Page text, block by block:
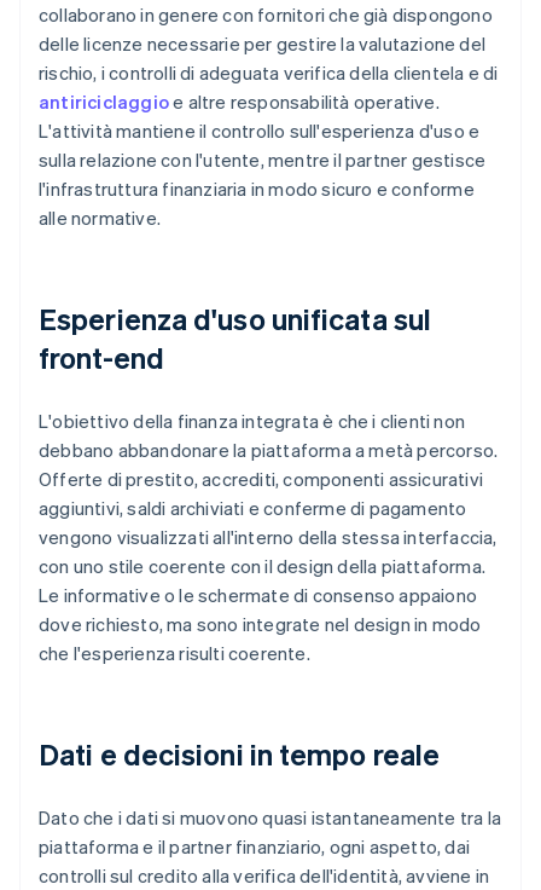
collaborano in genere con fornitori che già dispongono
delle licenze necessarie per gestire la valutazione del
rischio, i controlli di adeguata verifica della clientela e di
antiriciclaggioe altre responsabilità operative.
L'attività mantiene il controllo sull'esperienza d'uso e
sulla relazione con l'utente, mentre il partner gestisce
l'infrastruttura finanziaria in modo sicuro e conforme
alle normative.
Esperienza d'uso unificata sul
front-end
L'obiettivo della finanza integrata è che i clienti non
debbano abbandonare la piattaforma a metà percorso.
Offerte di prestito, accrediti, componenti assicurativi
aggiuntivi, saldi archiviati e conferme di pagamento
vengono visualizzati all'interno della stessa interfaccia,
con uno stile coerente con il design della piattaforma.
Le informative o le schermate di consenso appaiono
dove richiesto, ma sono integrate nel design in modo
che l'esperienza risulti coerente.
Dati e decisioni in tempo reale
Dato che i dati si muovono quasi istantaneamente tra la
piattaforma e il partner finanziario, ogni aspetto, dai
controlli sul credito alla verifica dell'identità, avviene in